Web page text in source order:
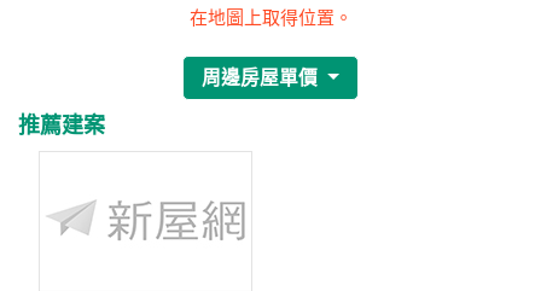
在地圖上取得位置。
周邊房屋單價
推薦建案